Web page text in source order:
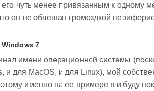
его чуть менее привязанным к одному
он не обвешан громоздкой
Windows 7
имени операционной системы
и для MacOS, и для Linux), мой
именно на ее примере я и буду